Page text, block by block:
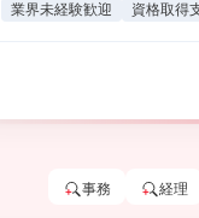
業界未経験歓迎 資格取得
事務 経理